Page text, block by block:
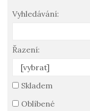
Vyhledávání:
Řazení:
Skladem
Oblíbené